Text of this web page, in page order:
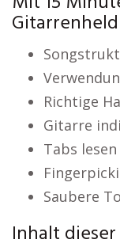
Gitarrenheld
Richtige
Gitarre
Tabs
Saubere
Inhalt